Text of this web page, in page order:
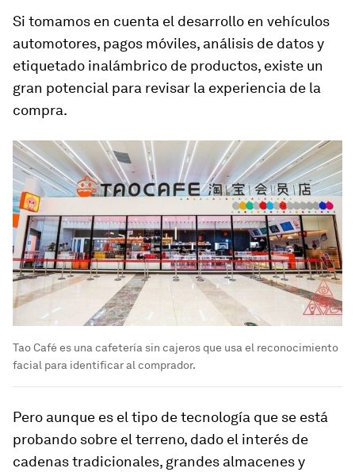
Si tomamos en cuenta el desarrollo en vehículos
automotores, pagos móviles, análisis de datos y
etiquetado inalámbrico de productos, existe un
gran potencial para revisar la experiencia de la
compra.
Tao Café es una cafetería sin cajeros que usa el reconocimiento
facial para identificar al comprador.
Pero aunque es el tipo de tecnología que se está
probando sobre el terreno, dado el interés de
cadenas tradicionales, grandes almacenes y